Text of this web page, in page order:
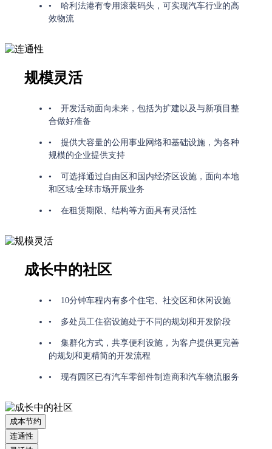
哈利法港有专用滚装码头，可实现汽车行业的高
效物流
规模灵活
开发活动面向未来，包括为扩建以及与新项目整
合做好准备
提供大容量的公用事业网络和基础设施，为各种
规模的企业提供支持
可选择通过自由区和国内经济区设施，面向本地
和区域/全球市场开展业务
在租赁期限、结构等方面具有灵活性
成长中的社区
10分钟车程内有多个住宅、社交区和休闲设施
多处员工住宿设施处于不同的规划和开发阶段
集群化方式，共享便利设施，为客户提供更完善
的规划和更精简的开发流程
现有园区已有汽车零部件制造商和汽车物流服务
成本节约
连通性